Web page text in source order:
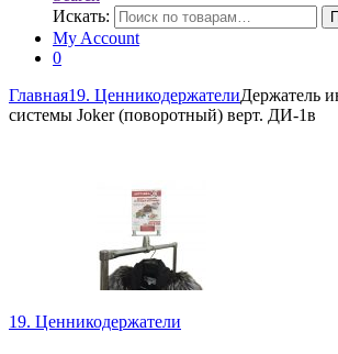
Искать:
My Account
0
Главная19. ЦенникодержателиДержатель
системы Joker (поворотный) верт. ДИ-1в
19. Ценникодержатели